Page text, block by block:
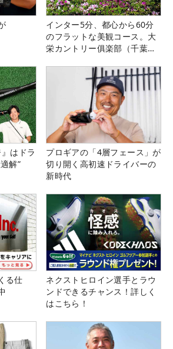
インター5分、都心から60分
のフラットな美観コース。大
栄カントリー俱楽部（千葉
はドラ
解”
プロギアの「4層フェース」が
切り開く高初速ドライバーの
新時代
る仕
ネクストヒロイン選手とラウ
ンドできるチャンス！詳しく
はこちら！